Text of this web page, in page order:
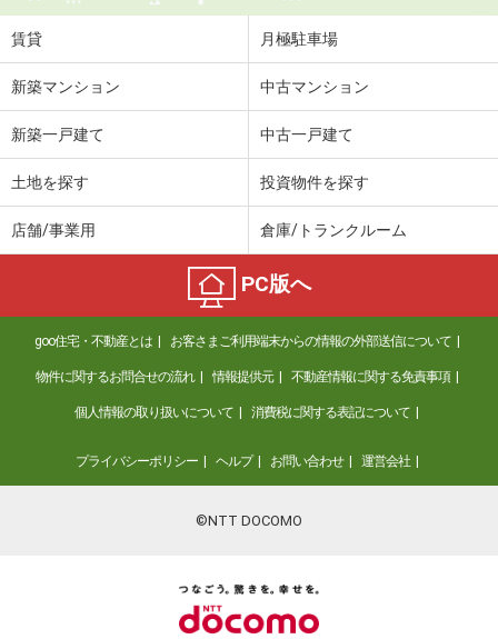
賃貸 月極駐車場
新築マンション 中古マンション
新築一戸建て 中古一戸建て
土地を探す 投資物件を探す
店舗/事業用 倉庫/トランクルーム
PC版へ
goo住宅・不動産とは お客さまご利用端末からの情報の外部送信について
物件に関するお問合せの流れ 情報提供元 不動産情報に関する免責事項
個人情報の取り扱いについて 消費税に関する表記について
プライバシーポリシー ヘルプ お問い合わせ 運営会社
©NTT DOCOMO